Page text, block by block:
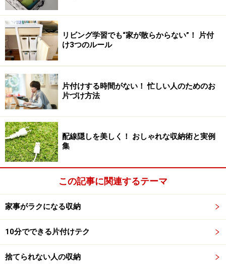
まずは段ボールとゴミ袋を用意してください。 散らかっ
たモノを手にしたら、その場で「いるいらない」を判断
して、どんどんゴミ袋に入れていきます。
持っていることを忘れていたモノ、すでに期限が過ぎた
モノ、同じようなモノ、壊れているモノは迷わずに捨て
ましょう。ときには、ソファやベッドなど大きな家具を
処分することで、一挙に片づく方向にシフトすることが
あります。思いきって大モノを捨てるのも有効な手で
す。 どんどん捨ててモノが少なくなると床が見えてきま
すので、ここで休息をとりましょう。
余力があれば、次の作業に進みます。 準備した段ボール
に残ったモノを入れていくのですが、それが片づけ手順
の「2.分ける」です。「分ける」といっても、細かく分
類する必要はありません。日常の不便がなければいいの
ですから、今使っているモノと、それ以外のモノの2種
類に分けるだけ。余裕があれば用途別に分けておくのも
リビング学習でも“家が散らからない”！ 片付
け3つのルール
片付けする時間がない！ 忙しい人のためのお
片づけ方法
配線隠しを美しく！ おしゃれな収納術と実例
集
この記事に関連するテーマ
家事がラクになる収納
10分でできる片付けテク
捨てられない人の収納